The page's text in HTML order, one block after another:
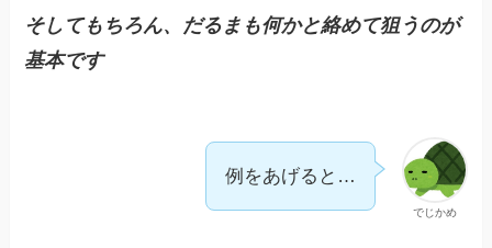
そしてもちろん、だるまも何かと絡めて狙うのが
基本です
でじかめ
例をあげると…